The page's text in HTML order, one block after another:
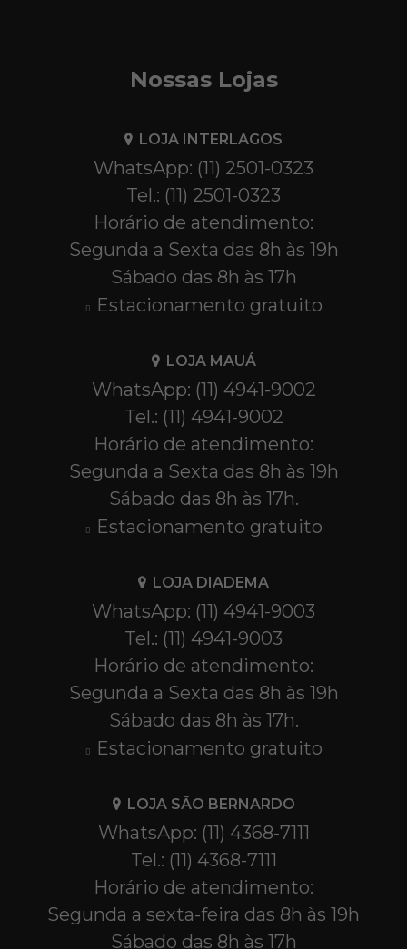
Nossas Lojas
LOJA INTERLAGOS
WhatsApp: (11) 2501-0323
Tel.: (11) 2501-0323
Horário de atendimento:
Segunda a Sexta das 8h às 19h
Sábado das 8h às 17h
Estacionamento gratuito
LOJA MAUÁ
WhatsApp: (11) 4941-9002
Tel.: (11) 4941-9002
Horário de atendimento:
Segunda a Sexta das 8h às 19h
Sábado das 8h às 17h.
Estacionamento gratuito
LOJA DIADEMA
WhatsApp: (11) 4941-9003
Tel.: (11) 4941-9003
Horário de atendimento:
Segunda a Sexta das 8h às 19h
Sábado das 8h às 17h.
Estacionamento gratuito
LOJA SÃO BERNARDO
WhatsApp: (11) 4368-7111
Tel.: (11) 4368-7111
Horário de atendimento:
Segunda a sexta-feira das 8h às 19h
Sábado das 8h às 17h